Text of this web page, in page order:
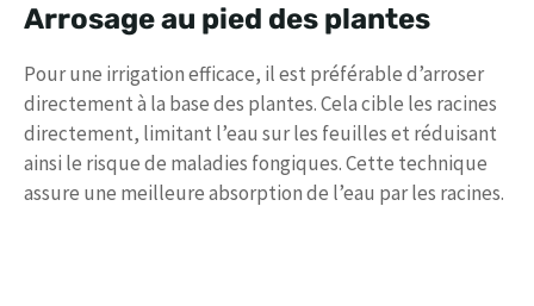
Arrosage au pied des plantes
Pour une irrigation efficace, il est préférable d’arroser
directement à la base des plantes. Cela cible les racines
directement, limitant l’eau sur les feuilles et réduisant
ainsi le risque de maladies fongiques. Cette technique
assure une meilleure absorption de l’eau par les racines.